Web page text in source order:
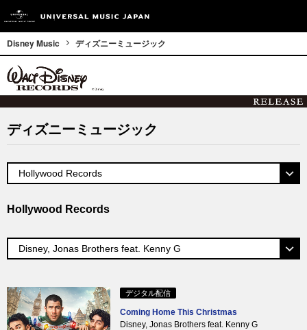
Disney Music ディズニーミュージック
ディズニーミュージック
Hollywood Records
デジタル配信
Coming Home This Christmas
Disney, Jonas Brothers feat. Kenny G